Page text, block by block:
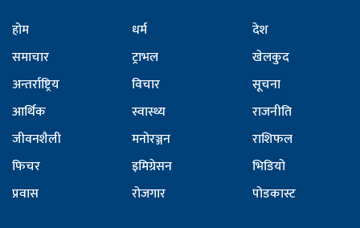
होम
समाचार
अन्तर्राष्ट्रिय
आर्थिक
जीवनशैली
फिचर
प्रवास
धर्म
ट्राभल
विचार
स्वास्थ्य
मनोरञ्जन
इमिग्रेसन
रोजगार
देश
खेलकुद
सूचना
राजनीति
राशिफल
भिडियो
पोडकास्ट